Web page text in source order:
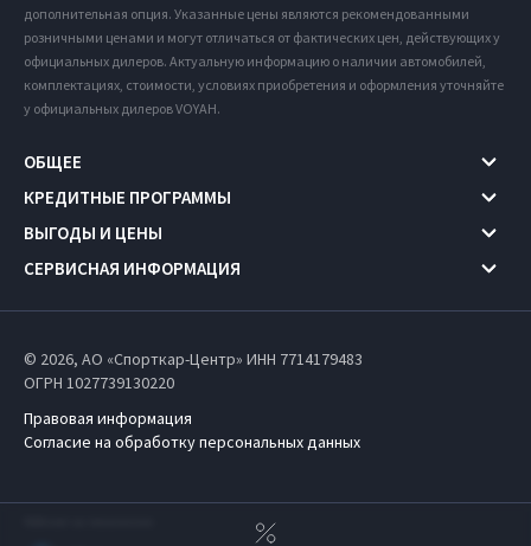
дополнительная опция. Указанные цены являются рекомендованными
розничными ценами и могут отличаться от фактических цен, действующих у
официальных дилеров. Актуальную информацию о наличии автомобилей,
комплектациях, стоимости, условиях приобретения и оформления уточняйте
у официальных дилеров VOYAH.
ОБЩЕЕ
КРЕДИТНЫЕ ПРОГРАММЫ
ВЫГОДЫ И ЦЕНЫ
СЕРВИСНАЯ ИНФОРМАЦИЯ
© 2026, АО «Спорткар-Центр» ИНН 7714179483
ОГРН 1027739130220
Правовая информация
Согласие на обработку персональных данных